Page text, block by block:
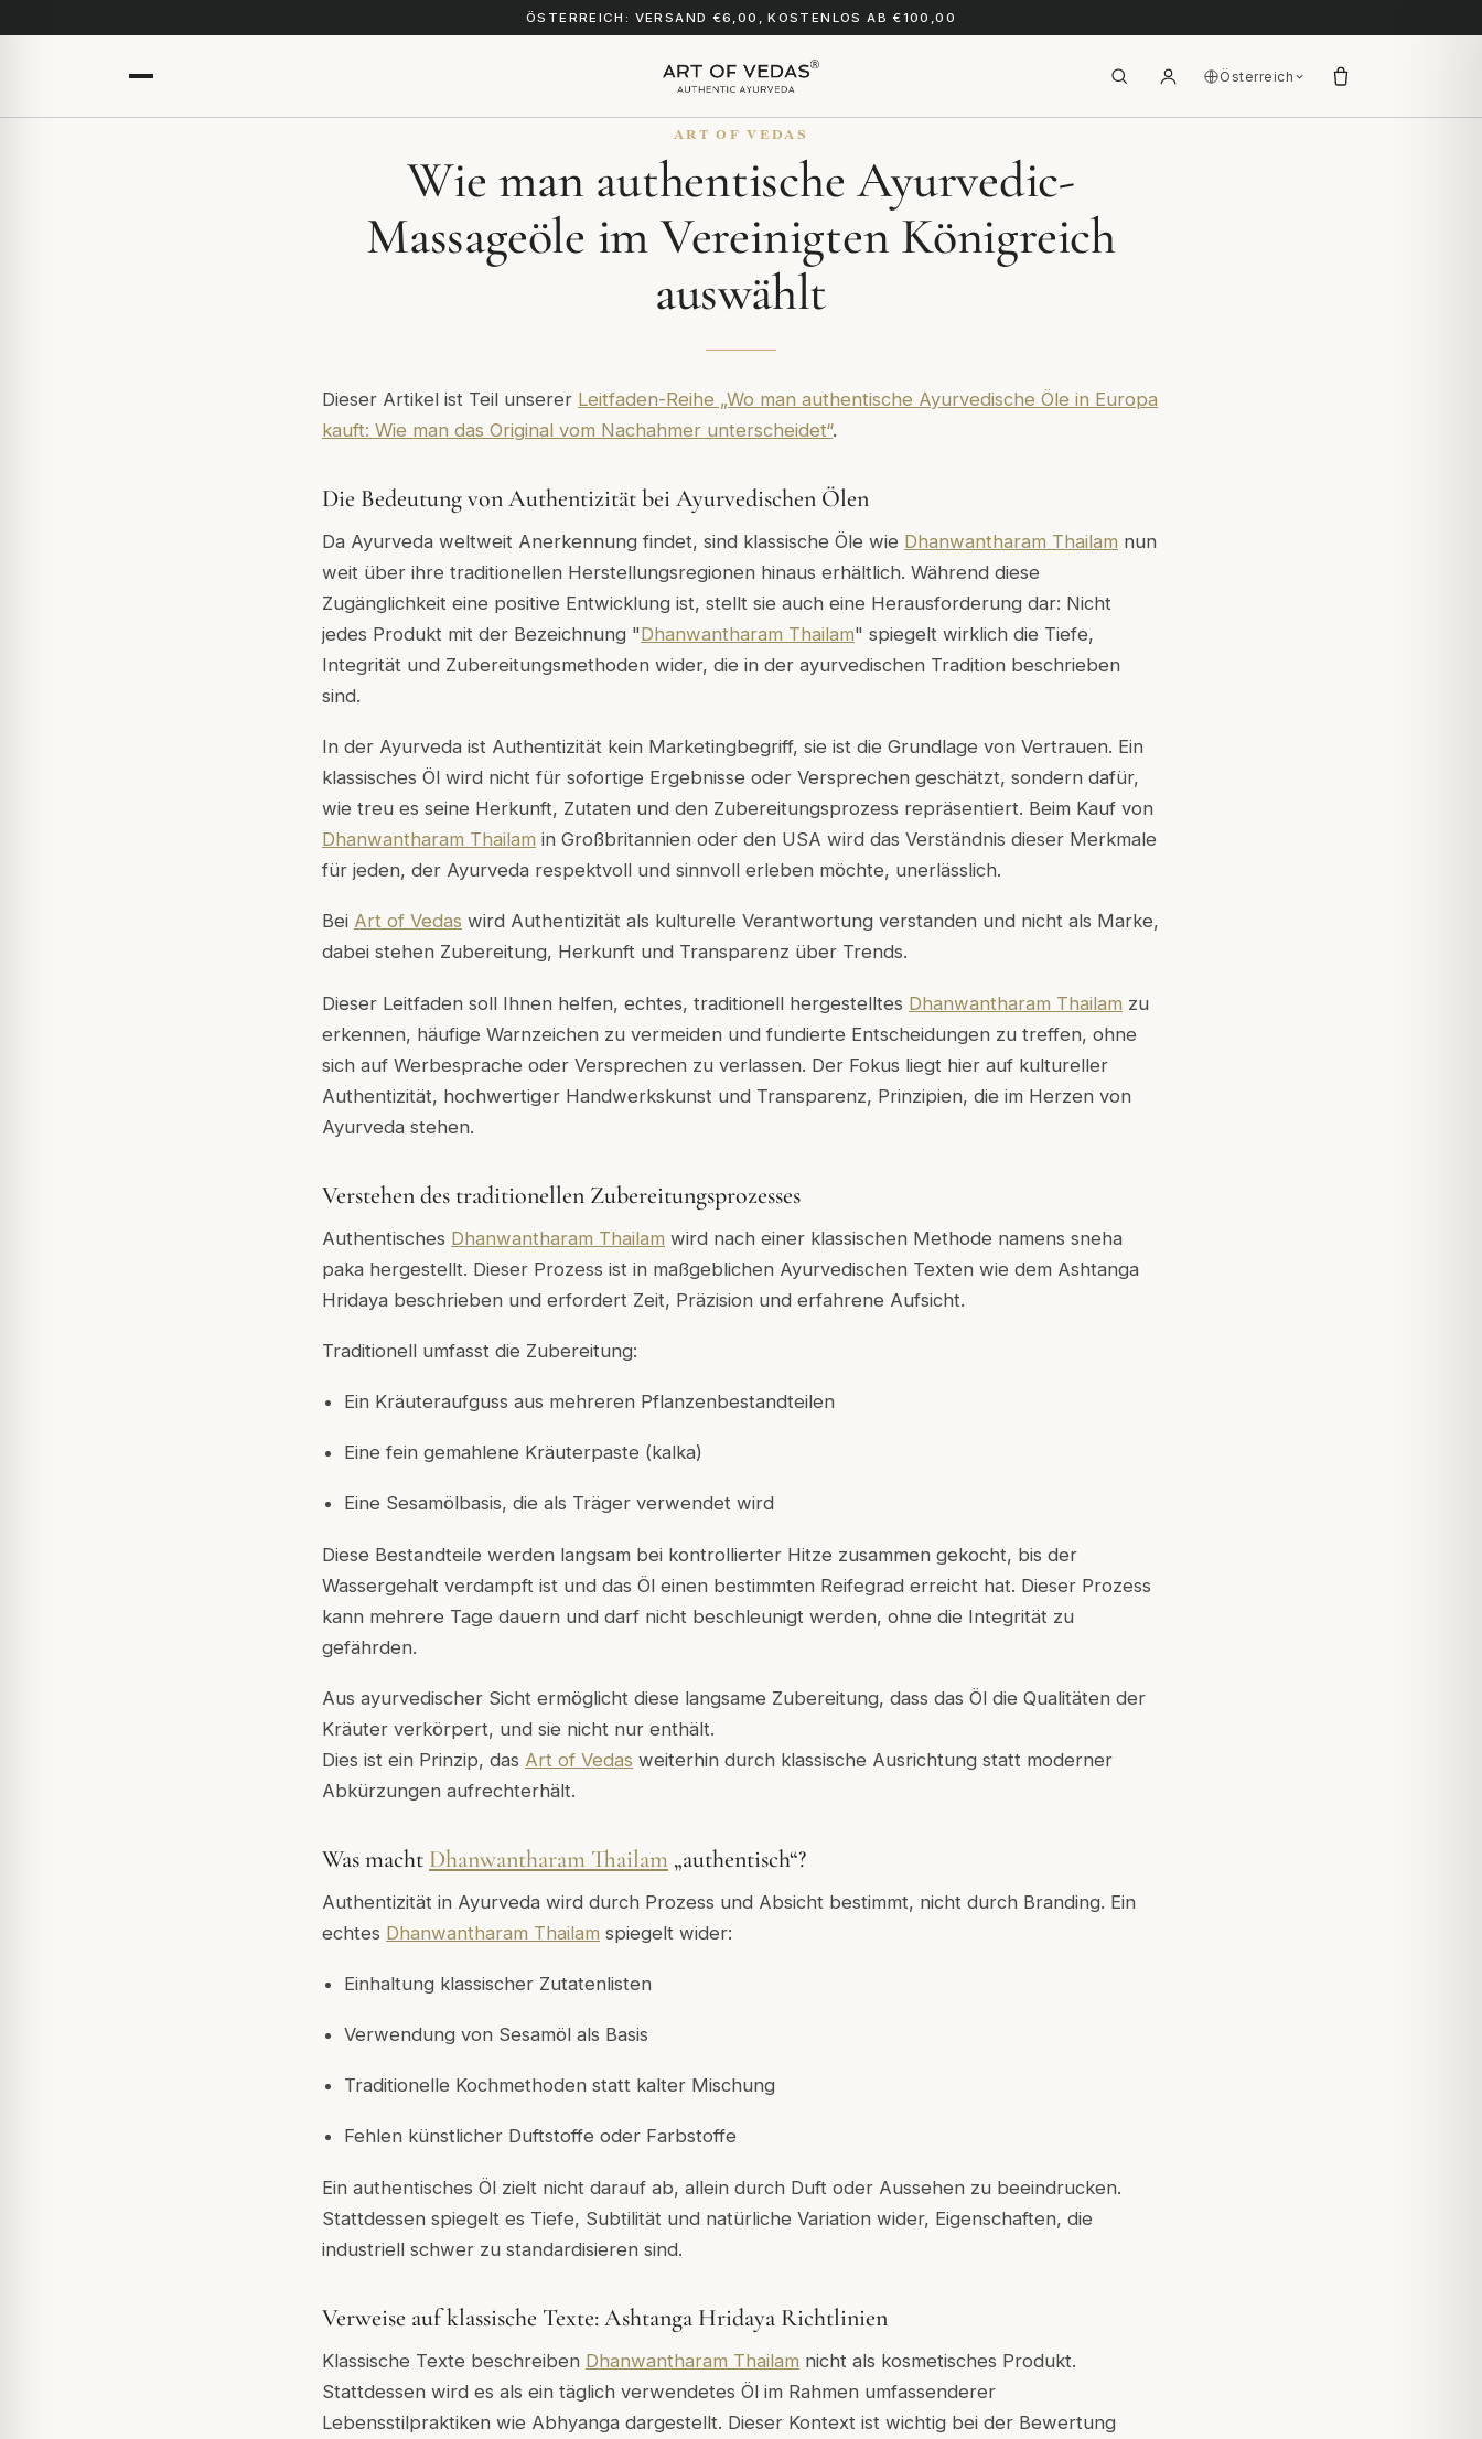
ÖSTERREICH: VERSAND €6,00, KOSTENLOS AB €100,00
Österreich
ART OF VEDAS
Wie man authentische Ayurvedic-
Massageöle im Vereinigten Königreich
auswählt
Dieser Artikel ist Teil unserer Leitfaden-Reihe „Wo man authentische Ayurvedische Öle in Europa
kauft: Wie man das Original vom Nachahmer unterscheidet“.
Die Bedeutung von Authentizität bei Ayurvedischen Ölen
Da Ayurveda weltweit Anerkennung findet, sind klassische Öle wie Dhanwantharam Thailam nun
weit über ihre traditionellen Herstellungsregionen hinaus erhältlich. Während diese
Zugänglichkeit eine positive Entwicklung ist, stellt sie auch eine Herausforderung dar: Nicht
jedes Produkt mit der Bezeichnung "Dhanwantharam Thailam" spiegelt wirklich die Tiefe,
Integrität und Zubereitungsmethoden wider, die in der ayurvedischen Tradition beschrieben
sind.
In der Ayurveda ist Authentizität kein Marketingbegriff, sie ist die Grundlage von Vertrauen. Ein
klassisches Öl wird nicht für sofortige Ergebnisse oder Versprechen geschätzt, sondern dafür,
wie treu es seine Herkunft, Zutaten und den Zubereitungsprozess repräsentiert. Beim Kauf von
Dhanwantharam Thailam in Großbritannien oder den USA wird das Verständnis dieser Merkmale
für jeden, der Ayurveda respektvoll und sinnvoll erleben möchte, unerlässlich.
Bei Art of Vedas wird Authentizität als kulturelle Verantwortung verstanden und nicht als Marke,
dabei stehen Zubereitung, Herkunft und Transparenz über Trends.
Dieser Leitfaden soll Ihnen helfen, echtes, traditionell hergestelltes Dhanwantharam Thailam zu
erkennen, häufige Warnzeichen zu vermeiden und fundierte Entscheidungen zu treffen, ohne
sich auf Werbesprache oder Versprechen zu verlassen. Der Fokus liegt hier auf kultureller
Authentizität, hochwertiger Handwerkskunst und Transparenz, Prinzipien, die im Herzen von
Ayurveda stehen.
Verstehen des traditionellen Zubereitungsprozesses
Authentisches Dhanwantharam Thailam wird nach einer klassischen Methode namens sneha
paka hergestellt. Dieser Prozess ist in maßgeblichen Ayurvedischen Texten wie dem Ashtanga
Hridaya beschrieben und erfordert Zeit, Präzision und erfahrene Aufsicht.
Traditionell umfasst die Zubereitung:
Ein Kräuteraufguss aus mehreren Pflanzenbestandteilen
Eine fein gemahlene Kräuterpaste (kalka)
Eine Sesamölbasis, die als Träger verwendet wird
Diese Bestandteile werden langsam bei kontrollierter Hitze zusammen gekocht, bis der
Wassergehalt verdampft ist und das Öl einen bestimmten Reifegrad erreicht hat. Dieser Prozess
kann mehrere Tage dauern und darf nicht beschleunigt werden, ohne die Integrität zu
gefährden.
Aus ayurvedischer Sicht ermöglicht diese langsame Zubereitung, dass das Öl die Qualitäten der
Kräuter verkörpert, und sie nicht nur enthält.
Dies ist ein Prinzip, das Art of Vedas weiterhin durch klassische Ausrichtung statt moderner
Abkürzungen aufrechterhält.
Was macht Dhanwantharam Thailam „authentisch“?
Authentizität in Ayurveda wird durch Prozess und Absicht bestimmt, nicht durch Branding. Ein
echtes Dhanwantharam Thailam spiegelt wider:
Einhaltung klassischer Zutatenlisten
Verwendung von Sesamöl als Basis
Traditionelle Kochmethoden statt kalter Mischung
Fehlen künstlicher Duftstoffe oder Farbstoffe
Ein authentisches Öl zielt nicht darauf ab, allein durch Duft oder Aussehen zu beeindrucken.
Stattdessen spiegelt es Tiefe, Subtilität und natürliche Variation wider, Eigenschaften, die
industriell schwer zu standardisieren sind.
Verweise auf klassische Texte: Ashtanga Hridaya Richtlinien
Klassische Texte beschreiben Dhanwantharam Thailam nicht als kosmetisches Produkt.
Stattdessen wird es als ein täglich verwendetes Öl im Rahmen umfassenderer
Lebensstilpraktiken wie Abhyanga dargestellt. Dieser Kontext ist wichtig bei der Bewertung